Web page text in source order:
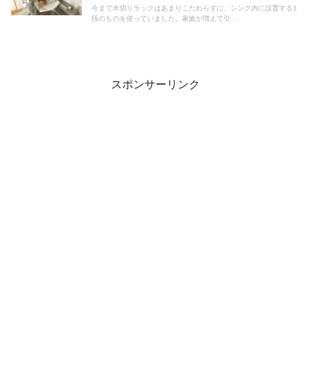
今まで水切りラックはあまりこだわらずに、シンク内に設置する1
段のものを使っていました。家族が増えて引...
スポンサーリンク